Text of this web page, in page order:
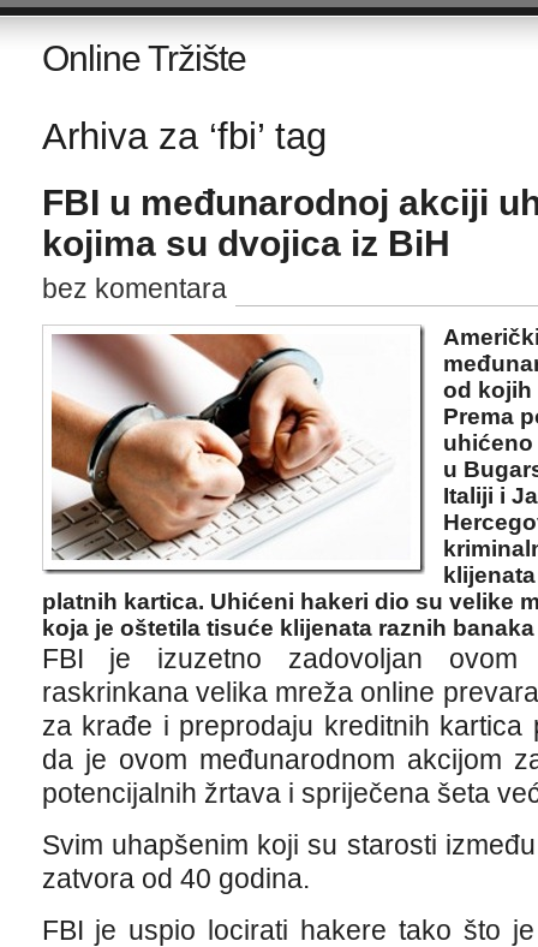
Online Tržište
Arhiva za ‘fbi’ tag
FBI u međunarodnoj akciji
kojima su dvojica iz BiH
bez komentara
od kojih
Prema
uhićeno
u
Italiji i
platnih kartica. Uhićeni hakeri dio su velike
koja je oštetila tisuće klijenata raznih
FBI je izuzetno zadovoljan
raskrinkana velika mreža online
za krađe i preprodaju kreditnih kartica
da je ovom međunarodnom akcijom
potencijalnih žrtava i spriječena šeta
Svim uhapšenim koji su starosti
zatvora od 40 godina.
FBI je uspio locirati hakere tako što